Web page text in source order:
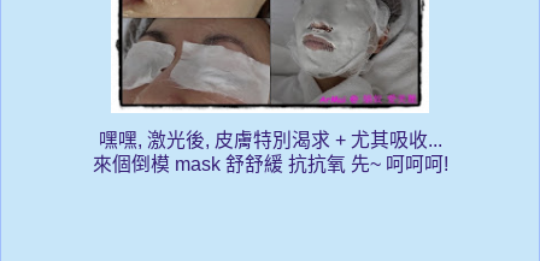
嘿嘿, 激光後, 皮膚特別渴求 + 尤其吸收...
來個倒模 mask 舒舒緩 抗抗氧 先~ 呵呵呵!